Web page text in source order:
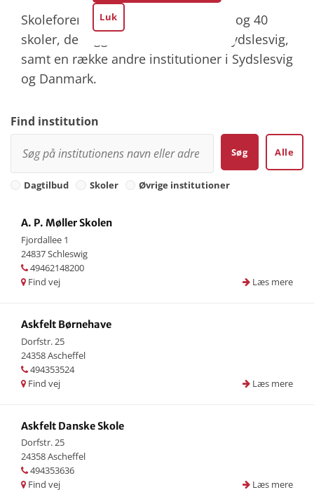
Skoleforeningen driver 54 dagtilbud og 40
skoler, der ligger fordelt over hele Sydslesvig,
samt en række andre institutioner i Sydslesvig
og Danmark.
Find institution
Søg Alle
Dagtilbud Skoler Øvrige institutioner
A. P. Møller Skolen
Fjordallee 1
24837 Schleswig
49462148200
Læs mere
Find vej
Askfelt Børnehave
Dorfstr. 25
24358 Ascheffel
494353524
Læs mere
Find vej
Askfelt Danske Skole
Dorfstr. 25
24358 Ascheffel
494353636
Læs mere
Find vej
Luk